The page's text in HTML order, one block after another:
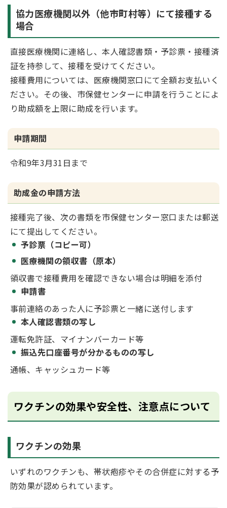
協力医療機関以外（他市町村等）にて接種する
場合
直接医療機関に連絡し、本人確認書類・予診票・接種済
証を持参して、接種を受けてください。
接種費用については、医療機関窓口にて全額お支払いく
ださい。その後、市保健センターに申請を行うことによ
り助成額を上限に助成を行います。
申請期間
令和9年3月31日まで
助成金の申請方法
接種完了後、次の書類を市保健センター窓口または郵送
にて提出してください。
予診票（コピー可）
医療機関の領収書（原本）
領収書で接種費用を確認できない場合は明細を添付
申請書
事前連絡のあった人に予診票と一緒に送付します
本人確認書類の写し
運転免許証、マイナンバーカード等
振込先口座番号が分かるものの写し
通帳、キャッシュカード等
ワクチンの効果や安全性、注意点について
ワクチンの効果
いずれのワクチンも、帯状疱疹やその合併症に対する予
防効果が認められています。